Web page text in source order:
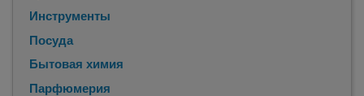
Инструменты
Посуда
Бытовая химия
Парфюмерия